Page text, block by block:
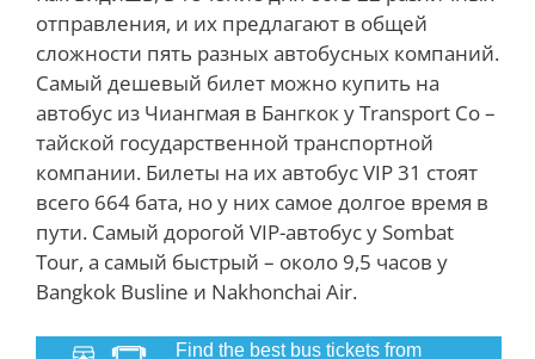
отправления, и их предлагают в общей
сложности пять разных автобусных компаний.
Самый дешевый билет можно купить на
автобус из Чиангмая в Бангкок у Transport Co –
тайской государственной транспортной
компании. Билеты на их автобус VIP 31 стоят
всего 664 бата, но у них самое долгое время в
пути. Самый дорогой VIP-автобус у Sombat
Tour, а самый быстрый – около 9,5 часов у
Bangkok Busline и Nakhonchai Air.
Find the best bus tickets from